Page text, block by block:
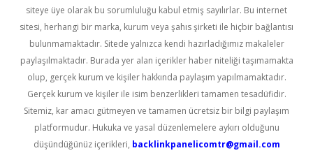
siteye üye olarak bu sorumluluğu kabul etmiş sayılırlar. Bu internet
sitesi, herhangi bir marka, kurum veya şahıs şirketi ile hiçbir bağlantısı
bulunmamaktadır. Sitede yalnızca kendi hazırladığımız makaleler
paylaşılmaktadır. Burada yer alan içerikler haber niteliği taşımamakta
olup, gerçek kurum ve kişiler hakkında paylaşım yapılmamaktadır.
Gerçek kurum ve kişiler ile isim benzerlikleri tamamen tesadüfidir.
Sitemiz, kar amacı gütmeyen ve tamamen ücretsiz bir bilgi paylaşım
platformudur. Hukuka ve yasal düzenlemelere aykırı olduğunu
düşündüğünüz içerikleri, backlinkpanelicomtr@gmail.com